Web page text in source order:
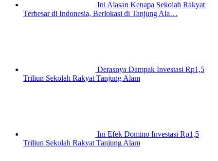
Ini Alasan Kenapa Sekolah Rakyat
Terbesar di Indonesia, Berlokasi di Tanjung Ala…
Derasnya Dampak Investasi Rp1,5
Triliun Sekolah Rakyat Tanjung Alam
Ini Efek Domino Investasi Rp1,5
Triliun Sekolah Rakyat Tanjung Alam